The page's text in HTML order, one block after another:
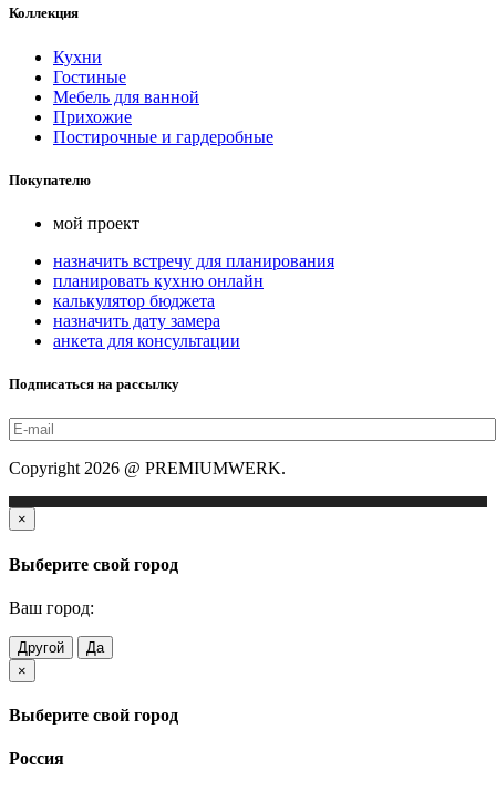
Коллекция
Кухни
Гостиные
Мебель для ванной
Прихожие
Постирочные и гардеробные
Покупателю
мой проект
назначить встречу для планирования
планировать кухню онлайн
калькулятор бюджета
назначить дату замера
анкета для консультации
Подписаться на рассылку
Copyright 2026 @ PREMIUMWERK.
×
Выберите свой город
Ваш город:
Другой
Да
×
Выберите свой город
Россия